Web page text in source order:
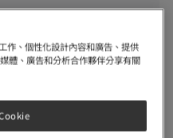
南翼地下15號
泰商場1樓103B號舖
作、個性化設計內容和廣告、提供
體、廣告和分析合作夥伴分享有關